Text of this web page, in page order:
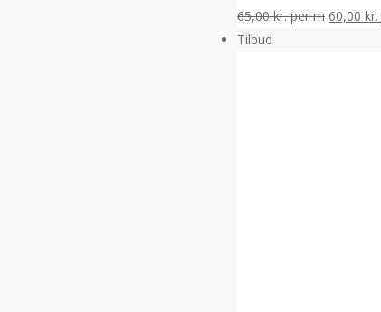
65,00kr.per m 60,00 kr.
Tilbud